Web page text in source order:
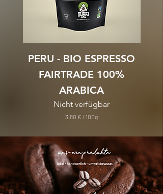
PERU - BIO ESPRESSO
FAIRTRADE 100%
ARABICA
Nicht verfügbar
3,80 € / 100g
€
p
r
o